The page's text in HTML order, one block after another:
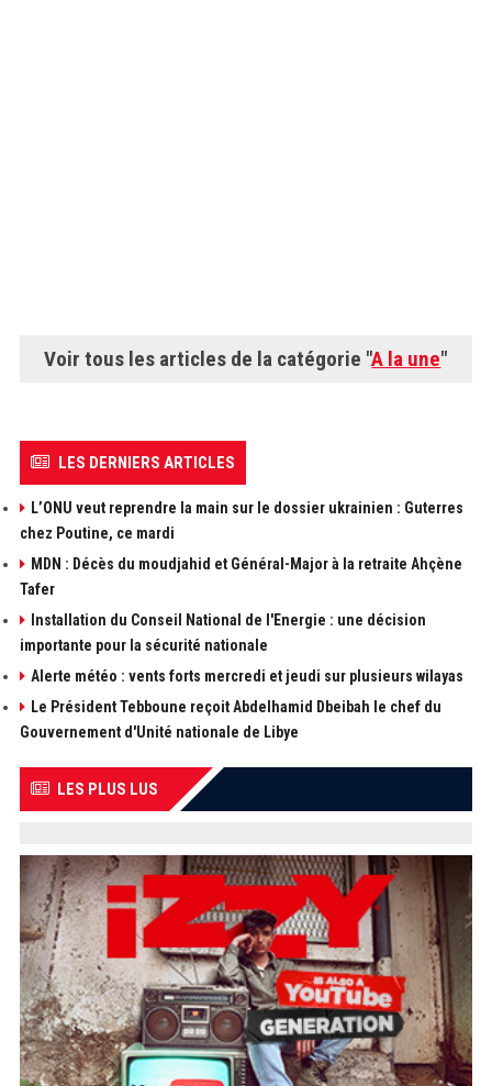
Voir tous les articles de la catégorie "A la une"
LES DERNIERS ARTICLES
L’ONU veut reprendre la main sur le dossier ukrainien : Guterres
chez Poutine, ce mardi
MDN : Décès du moudjahid et Général-Major à la retraite Ahçène
Tafer
Installation du Conseil National de l'Energie : une décision
importante pour la sécurité nationale
Alerte météo : vents forts mercredi et jeudi sur plusieurs wilayas
Le Président Tebboune reçoit Abdelhamid Dbeibah le chef du
Gouvernement d'Unité nationale de Libye
LES PLUS LUS